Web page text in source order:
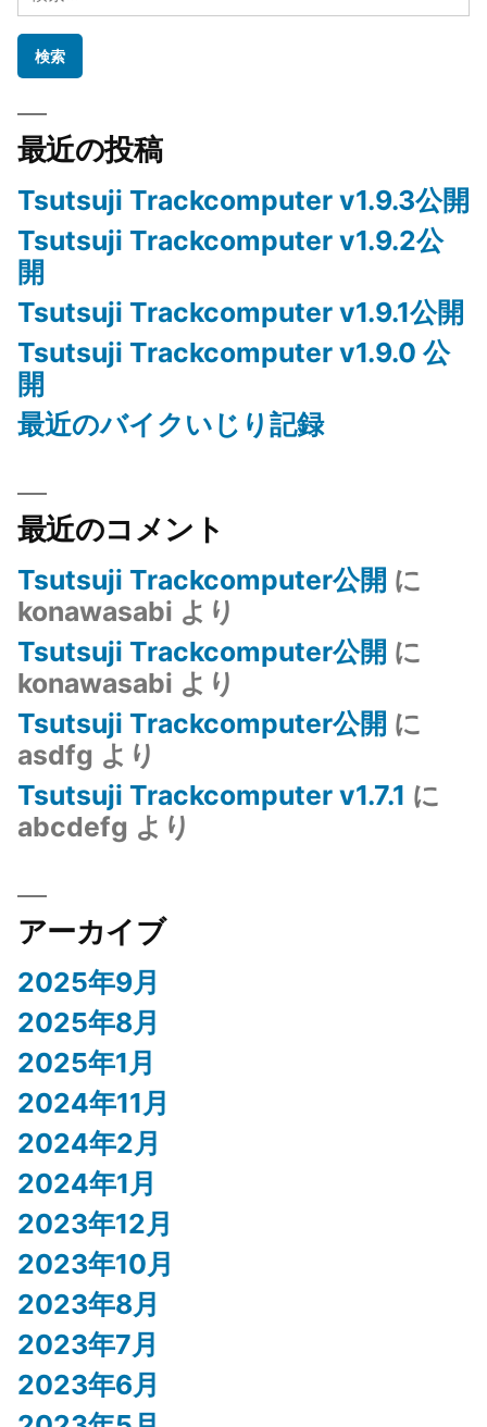
索:
最近の投稿
Tsutsuji Trackcomputer v1.9.3公開
Tsutsuji Trackcomputer v1.9.2公
開
Tsutsuji Trackcomputer v1.9.1公開
Tsutsuji Trackcomputer v1.9.0 公
開
最近のバイクいじり記録
最近のコメント
Tsutsuji Trackcomputer公開 に
konawasabi より
Tsutsuji Trackcomputer公開 に
konawasabi より
Tsutsuji Trackcomputer公開 に
asdfg より
Tsutsuji Trackcomputer v1.7.1 に
abcdefg より
アーカイブ
2025年9月
2025年8月
2025年1月
2024年11月
2024年2月
2024年1月
2023年12月
2023年10月
2023年8月
2023年7月
2023年6月